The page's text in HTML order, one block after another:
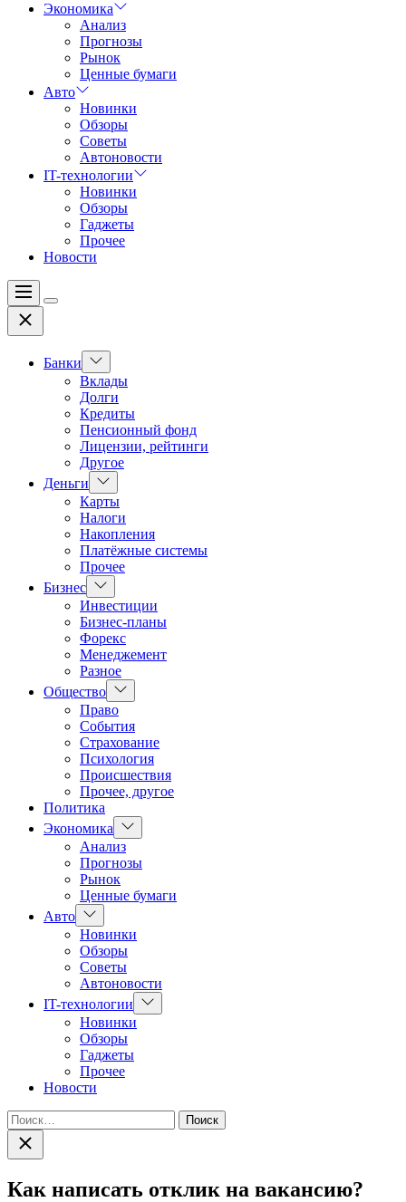
Экономика
Анализ
Прогнозы
Рынок
Ценные бумаги
Авто
Новинки
Обзоры
Советы
Автоновости
IT-технологии
Новинки
Обзоры
Гаджеты
Прочее
Новости
Меню
Цвет
Закрыть
Банки
Показать
подменю
Вклады
Долги
Кредиты
Пенсионный фонд
Лицензии, рейтинги
Другое
Деньги
Показать
подменю
Карты
Налоги
Накопления
Платёжные системы
Прочее
Бизнес Показать
подменю
Инвестиции
Бизнес-планы
Форекс
Менеджемент
Разное
Общество Показать
подменю
Право
События
Страхование
Психология
Происшествия
Прочее, другое
Политика
Экономика
Показать
подменю
Анализ
Прогнозы
Рынок
Ценные бумаги
Авто Показать
подменю
Новинки
Обзоры
Советы
Автоновости
IT-технологии
Показать
подменю
Новинки
Обзоры
Гаджеты
Прочее
Новости
Найти:
Закрыть
поиск
Как написать отклик на вакансию?